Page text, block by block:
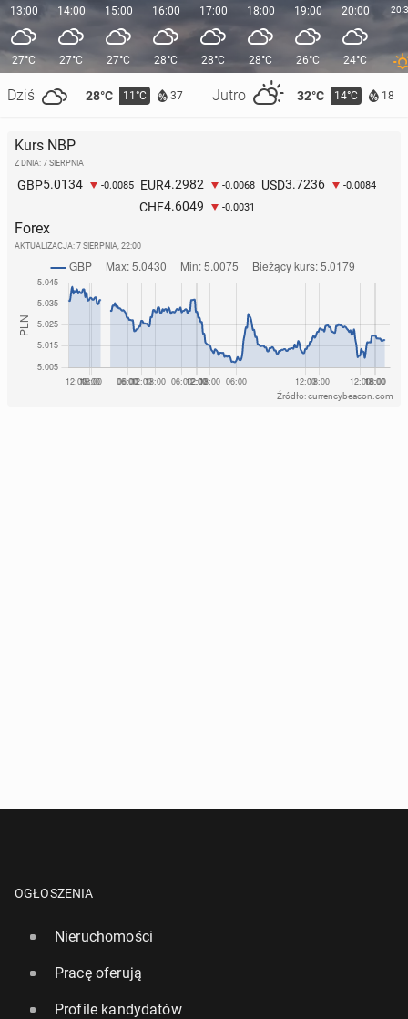
13:00
27°C
Dziś 28°C 11°C 37 Jutro 32°C 14°C 18
14:00
27°C
15:00
27°C
16:00
28°C
17:00
28°C
18:00
28°C
19:00
26°C
20:00
24°C
Kurs NBP
Z DNIA: 7 SIERPNIA
GBP5.0134 -0.0085 EUR4.2982 -0.0068 USD3.7236 -0.0084
CHF4.6049 -0.0031
Forex
AKTUALIZACJA: 7 SIERPNIA, 22:00
Źródło: currencybeacon.com
OGŁOSZENIA
Nieruchomości
Pracę oferują
Profile kandydatów